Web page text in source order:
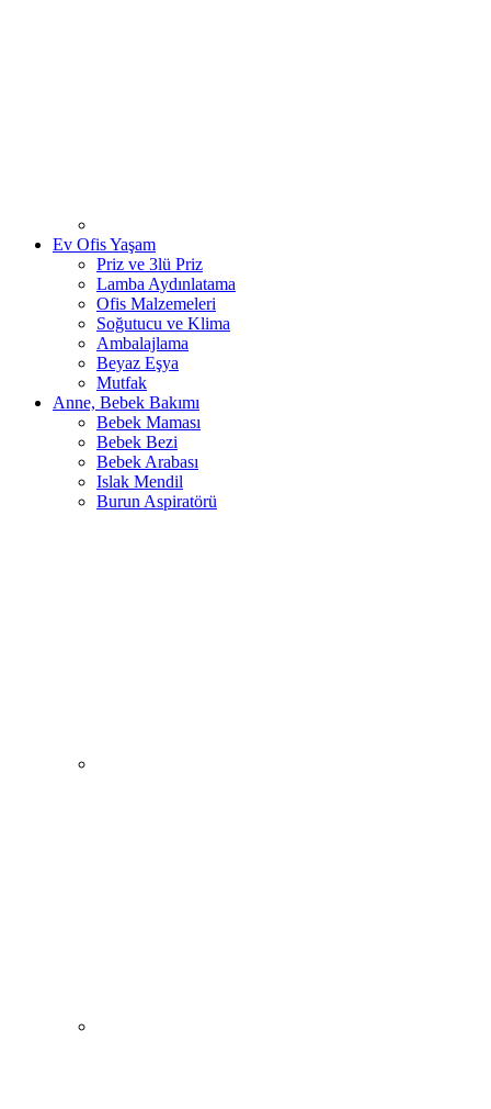
Ev Ofis Yaşam
Priz ve 3lü Priz
Lamba Aydınlatama
Ofis Malzemeleri
Soğutucu ve Klima
Ambalajlama
Beyaz Eşya
Mutfak
Anne, Bebek Bakımı
Bebek Maması
Bebek Bezi
Bebek Arabası
Islak Mendil
Burun Aspiratörü